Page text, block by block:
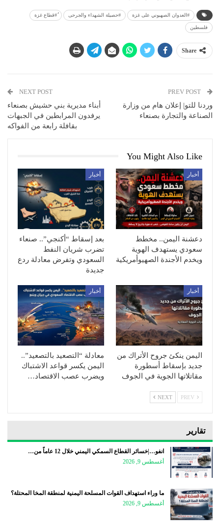
#العدوان الصهيوني على غزة #حصيلة الشهداء والجرحى ُ#قطاع غزة
فلسطين
Share
وردنا للتو| إعلان هام من وزارة
الصناعة والتجارة بصنعاء
NEXT POST
أبناء مديرية بني حشيش بصنعاء
يرفدون المرابطين في الجبهات
بقافلة رابعة من الفواكه
You Might Also Like
أخبار
دعشنة اليمن.. مخطط
سعودي يستهدف الهوية
ويخدم الأجندة الصهيوأمريكية
أخبار
بعد إسقاط “أكنجي”.. صنعاء
تضرب شريان النفط
السعودي وتفرض معادلة ردع
جديدة
أخبار
اليمن ينكئ جروح الأتراك من
جديد بإسقاط أسطورة
مقاتلاتها الجوية في الجوف
أخبار
معادلة “التصعيد بالتصعيد”..
اليمن يكسر قواعد الاشتباك
ويضرب عصب الاقتصاد…
NEXT
تقارير
انفو…|خسائر القطاع السمكي اليمني خلال 12 عاماً من…
أغسطس 9, 2026
ما وراء استهداف القوات المسلحة اليمنية لمنطقة المخا المحتلة؟
أغسطس 9, 2026